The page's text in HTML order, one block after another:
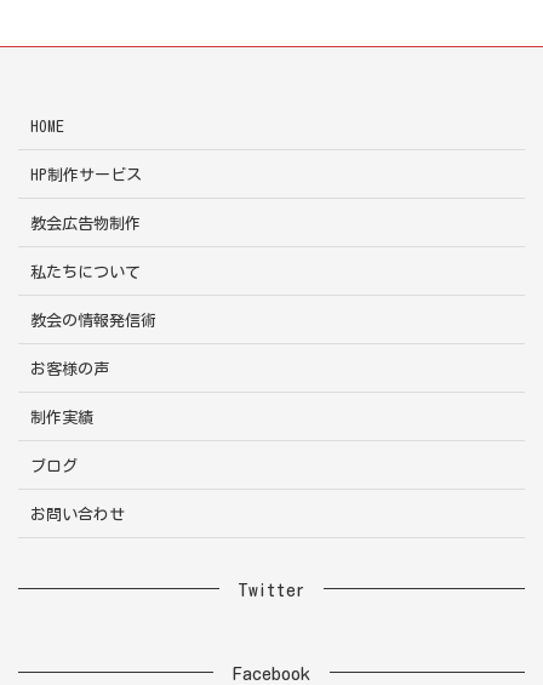
HOME
HP制作サービス
教会広告物制作
私たちについて
教会の情報発信術
お客様の声
制作実績
ブログ
お問い合わせ
Twitter
Facebook